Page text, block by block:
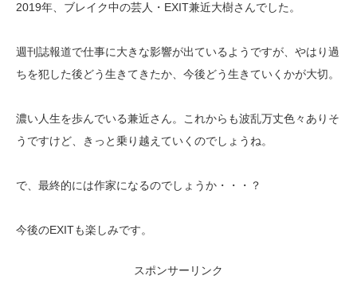
2019年、ブレイク中の芸人・EXIT兼近大樹さんでした。
週刊誌報道で仕事に大きな影響が出ているようですが、やはり過
ちを犯した後どう生きてきたか、今後どう生きていくかが大切。
濃い人生を歩んでいる兼近さん。これからも波乱万丈色々ありそ
うですけど、きっと乗り越えていくのでしょうね。
で、最終的には作家になるのでしょうか・・・？
今後のEXITも楽しみです。
スポンサーリンク